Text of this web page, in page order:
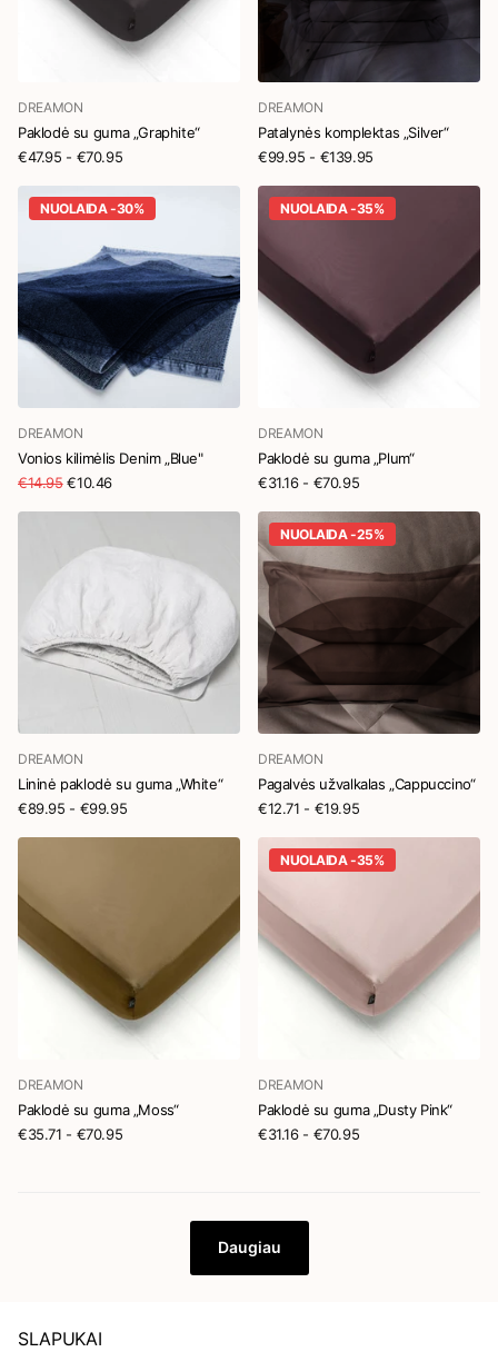
DREAMON
Paklodė su guma „Graphite“
€47.95 - €70.95
DREAMON
Patalynės komplektas „Silver“
€99.95 - €139.95
NUOLAIDA -30%
DREAMON
Vonios kilimėlis Denim „Blue"
€14.95€10.46
NUOLAIDA -35%
DREAMON
Paklodė su guma „Plum“
€31.16- €70.95
DREAMON
Lininė paklodė su guma „White“
€89.95 - €99.95
NUOLAIDA -25%
DREAMON
Pagalvės užvalkalas „Cappuccino“
€12.71 - €19.95
DREAMON
Paklodė su guma „Moss“
€35.71 - €70.95
NUOLAIDA -35%
DREAMON
Paklodė su guma „Dusty Pink“
€31.16- €70.95
Daugiau
SLAPUKAI